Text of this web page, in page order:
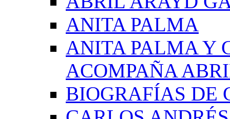
ANITA PALMA
ANITA PALMA Y
ACOMPAÑA
BIOGRAFÍAS DE